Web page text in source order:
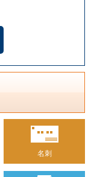
名刺